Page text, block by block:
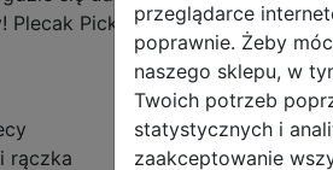
Plecak Pick w wielu
rączka
przeglądarce
poprawnie. Żeby
naszego sklepu, w
Twoich potrzeb
statystycznych i
zaakceptowanie